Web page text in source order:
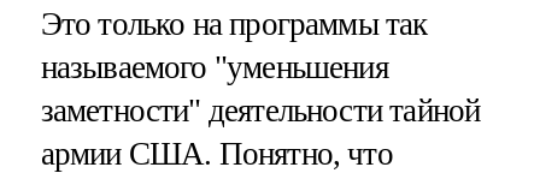
Это только на программы так
называемого "уменьшения
заметности" деятельности тайной
армии США. Понятно, что